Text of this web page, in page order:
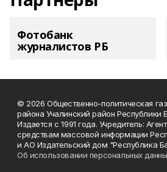
Фотобанк
журналистов РБ
© 2026 Общественно-политическая
района Учалинский район Республики
Издается с 1991 года. Учредитель:
средствам массовой информации
и АО Издательский дом "Республика
Об использовании персональных